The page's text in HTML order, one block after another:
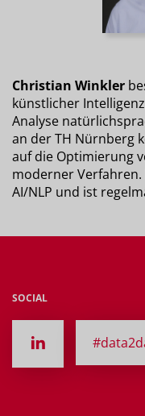
Christian Winkler
künstlicher
Analyse
an der TH Nürnberg
auf die Optimierung
moderner
AI/NLP und ist
SOCIAL